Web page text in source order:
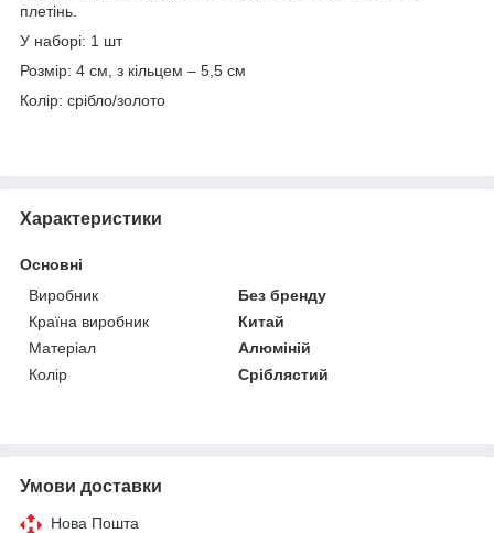
плетінь.
У наборі: 1 шт
Розмір: 4 см, з кільцем – 5,5 см
Колір: срібло/золото
Характеристики
Основні
Виробник
Без бренду
Країна виробник
Китай
Матеріал
Алюміній
Колір
Сріблястий
Умови доставки
Нова Пошта